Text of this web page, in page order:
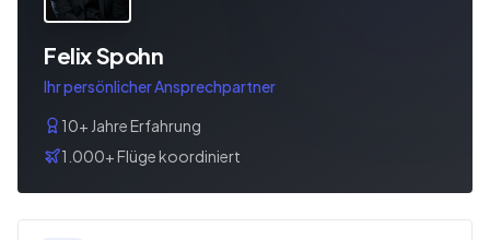
Felix Spohn
Ihr persönlicher Ansprechpartner
10+ Jahre Erfahrung
1.000+ Flüge koordiniert